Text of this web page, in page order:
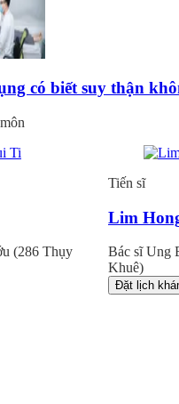
có biết suy thận
(286 Thụy
Tiến sĩ
Lim
Bác sĩ Ung
Khuê)
Đặt lịch